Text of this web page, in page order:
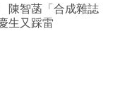
智菡「合成雜誌
生又踩雷